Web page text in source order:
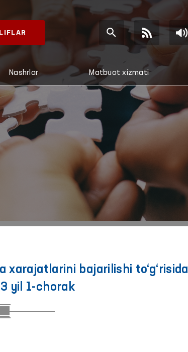
Nashrlar Matbuot xizmati
xarajatlarini bajarilishi to‘g‘risida
yil 1-chorak